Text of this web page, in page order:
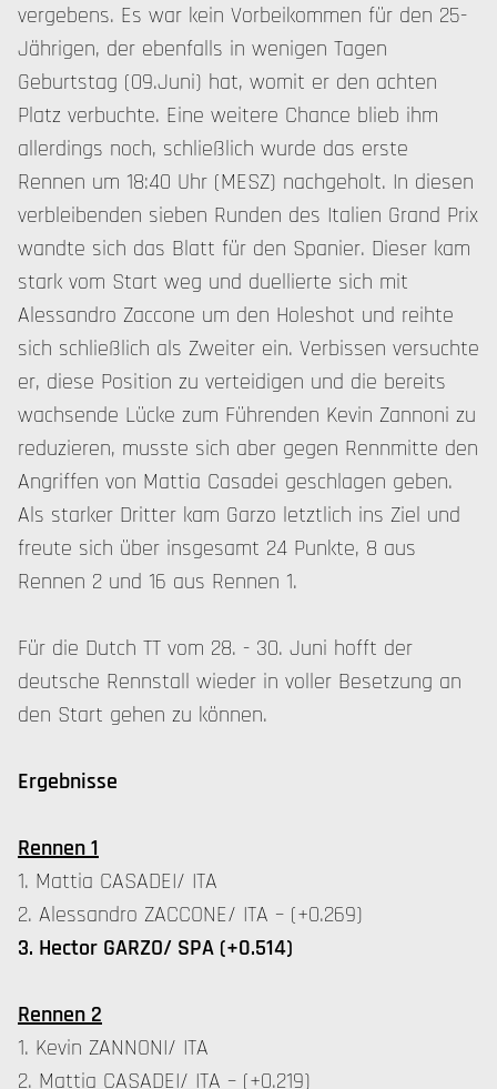
vergebens. Es war kein Vorbeikommen für den 25-
Jährigen, der ebenfalls in wenigen Tagen
Geburtstag (09.Juni) hat, womit er den achten
Platz verbuchte. Eine weitere Chance blieb ihm
allerdings noch, schließlich wurde das erste
Rennen um 18:40 Uhr (MESZ) nachgeholt. In diesen
verbleibenden sieben Runden des Italien Grand Prix
wandte sich das Blatt für den Spanier. Dieser kam
stark vom Start weg und duellierte sich mit
Alessandro Zaccone um den Holeshot und reihte
sich schließlich als Zweiter ein. Verbissen versuchte
er, diese Position zu verteidigen und die bereits
wachsende Lücke zum Führenden Kevin Zannoni zu
reduzieren, musste sich aber gegen Rennmitte den
Angriffen von Mattia Casadei geschlagen geben.
Als starker Dritter kam Garzo letztlich ins Ziel und
freute sich über insgesamt 24 Punkte, 8 aus
Rennen 2 und 16 aus Rennen 1.
Für die Dutch TT vom 28. - 30. Juni hofft der
deutsche Rennstall wieder in voller Besetzung an
den Start gehen zu können.
Ergebnisse
Rennen 1
1. Mattia CASADEI/ ITA
2. Alessandro ZACCONE/ ITA – (+0.269)
3. Hector GARZO/ SPA (+0.514)
Rennen 2
1. Kevin ZANNONI/ ITA
2. Mattia CASADEI/ ITA – (+0.219)